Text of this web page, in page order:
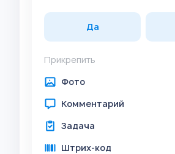
Да
Прикрепить
Фото
Комментарий
Задача
Штрих-код